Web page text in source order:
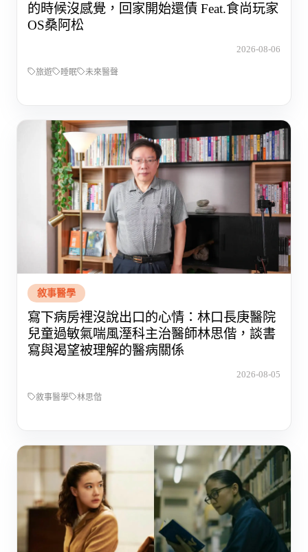
的時候沒感覺，回家開始還債 Feat.食尚玩家
OS桑阿松
2026-08-06
旅遊 睡眠 未來醫聲
敘事醫學
寫下病房裡沒說出口的心情：林口長庚醫院
兒童過敏氣喘風溼科主治醫師林思偕，談書
寫與渴望被理解的醫病關係
2026-08-05
敘事醫學 林思偕